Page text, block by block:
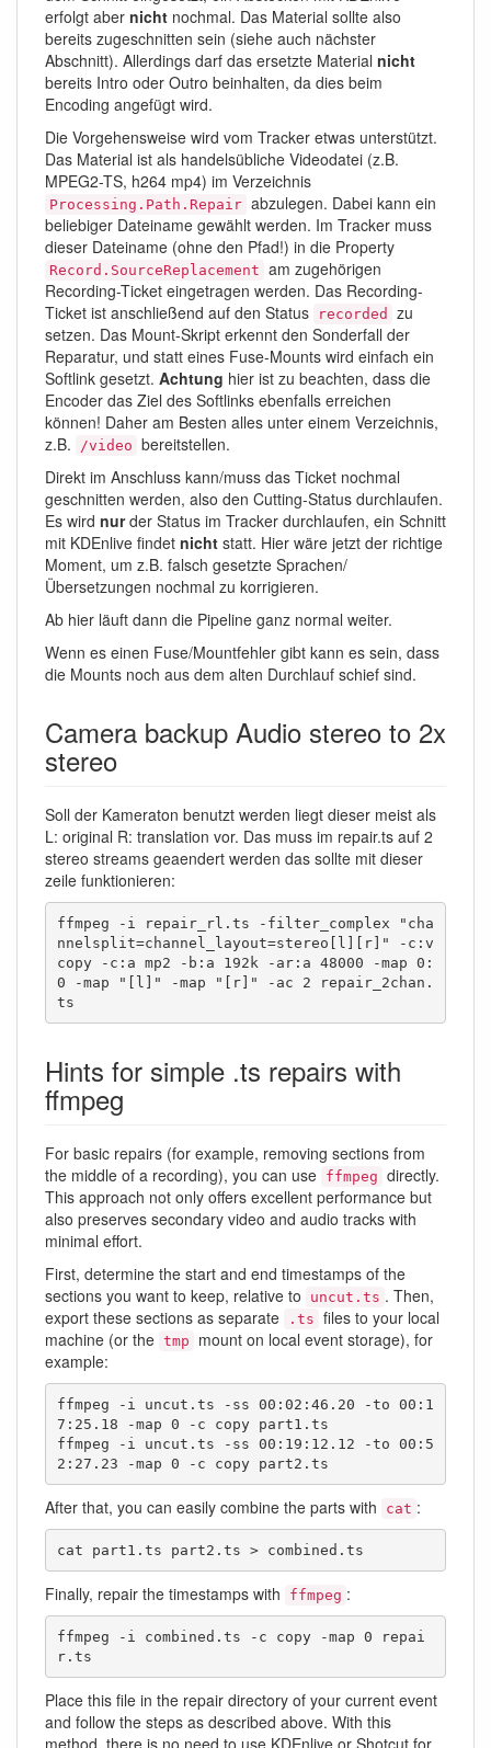
erfolgt aber nicht nochmal. Das Material sollte also
bereits zugeschnitten sein (siehe auch nächster
Abschnitt). Allerdings darf das ersetzte Material nicht
bereits Intro oder Outro beinhalten, da dies beim
Encoding angefügt wird.
Die Vorgehensweise wird vom Tracker etwas unterstützt.
Das Material ist als handelsübliche Videodatei (z.B.
MPEG2-TS, h264 mp4) im Verzeichnis
Processing.Path.Repair abzulegen. Dabei kann ein
beliebiger Dateiname gewählt werden. Im Tracker muss
dieser Dateiname (ohne den Pfad!) in die Property
Record.SourceReplacement am zugehörigen
Recording-Ticket eingetragen werden. Das Recording-
Ticket ist anschließend auf den Status
recorded
zu
setzen. Das Mount-Skript erkennt den Sonderfall der
Reparatur, und statt eines Fuse-Mounts wird einfach ein
Softlink gesetzt. Achtung hier ist zu beachten, dass die
Encoder das Ziel des Softlinks ebenfalls erreichen
können! Daher am Besten alles unter einem Verzeichnis,
z.B.
/video bereitstellen.
Direkt im Anschluss kann/muss das Ticket nochmal
geschnitten werden, also den Cutting-Status durchlaufen.
Es wird nurder Status im Tracker durchlaufen, ein Schnitt
mit KDEnlive findet nicht statt. Hier wäre jetzt der richtige
Moment, um z.B. falsch gesetzte Sprachen/
Übersetzungen nochmal zu korrigieren.
Ab hier läuft dann die Pipeline ganz normal weiter.
Wenn es einen Fuse/Mountfehler gibt kann es sein, dass
die Mounts noch aus dem alten Durchlauf schief sind.
Camera backup Audio stereo to 2x
stereo
Soll der Kameraton benutzt werden liegt dieser meist als
L: original R: translation vor. Das muss im repair.ts auf 2
stereo streams geaendert werden das sollte mit dieser
zeile funktionieren:
ffmpeg -i repair_rl.ts -filter_complex "cha
nnelsplit=channel_layout=stereo[l][r]" -c:v
copy -c:a mp2 -b:a 192k -ar:a 48000 -map 0:
0 -map "[l]" -map "[r]" -ac 2 repair_2chan.
ts
Hints for simple .ts repairs with
ffmpeg
For basic repairs (for example, removing sections from
the middle of a recording), you can use ffmpeg directly.
This approach not only offers excellent performance but
also preserves secondary video and audio tracks with
minimal effort.
First, determine the start and end timestamps of the
sections you want to keep, relative to
uncut.ts . Then,
export these sections as separate
.ts files to your local
machine (or the tmp
mount on local event storage), for
example:
ffmpeg -i uncut.ts -ss 00:02:46.20 -to 00:1
7:25.18 -map 0 -c copy part1.ts
ffmpeg -i uncut.ts -ss 00:19:12.12 -to 00:5
2:27.23 -map 0 -c copy part2.ts
After that, you can easily combine the parts with cat :
cat part1.ts part2.ts > combined.ts
Finally, repair the timestamps with ffmpeg :
ffmpeg -i combined.ts -c copy -map 0 repai
r.ts
Place this file in the repair directory of your current event
and follow the steps as described above. With this